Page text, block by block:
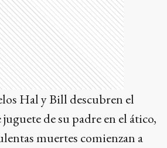
Hal y Bill descubren el
de su padre en el ático,
muertes comienzan a